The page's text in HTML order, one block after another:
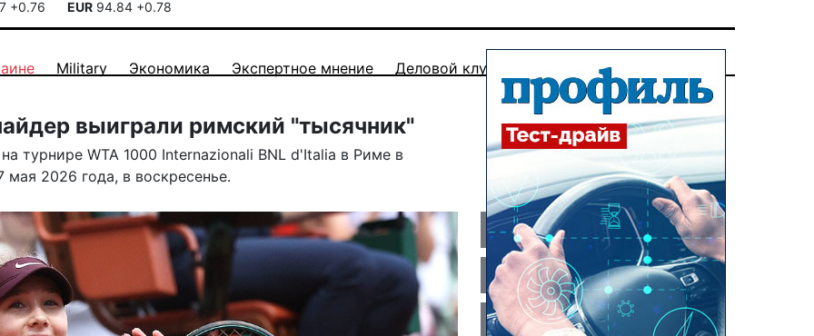
+0.76 EUR 94.84 +0.78
Military Экономика Экспертное мнение Деловой клуб
выиграли римский "тысячник"
турнире WTA 1000 Internazionali BNL d'Italia в Риме в
2026 года, в воскресенье.